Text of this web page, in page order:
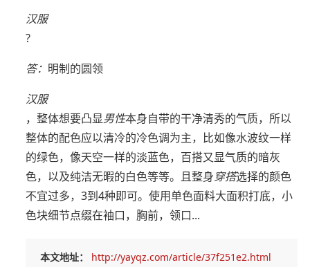
汉服
?
答： 明制的圆领
汉服
，整体想要凸显男性本身自带的干净清秀的气质，所以
整体的配色应以清冷的冷色调为主，比如像水波纹一样
的绿色，像天空一样的淡蓝色，百搭又显气质的暗灰
色，以及纯洁无暇的白色等等。且整身穿搭选择的颜色
不宜过多，3到4种即可。使用单色面料大面积打底，小
色块细节点缀在袖口，胸前，领口...
本文地址：
http://yayqz.com/article/37f251e2.html